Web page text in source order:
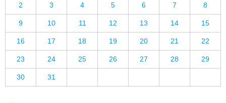
2 3 4 5 6 7 8
9 10 11 12 13 14 15
16 17 18 19 20 21 22
23 24 25 26 27 28 29
30 31